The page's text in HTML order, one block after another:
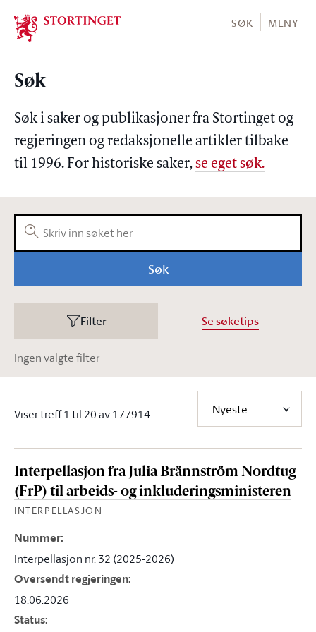
Stortinget.no
SØK MENY
Søk
Søk i saker og publikasjoner fra Stortinget og
regjeringen og redaksjonelle artikler tilbake
til 1996. For historiske saker, se eget søk.
Søk
Filter Se søketips
Ingen valgte filter
Viser treff 1 til 20 av 177914 Nyeste
Interpellasjon fra Julia Brännström Nordtug
(FrP) til arbeids- og inkluderingsministeren
INTERPELLASJON
Nummer:
Interpellasjon nr. 32 (2025-2026)
Oversendt regjeringen:
18.06.2026
Status: